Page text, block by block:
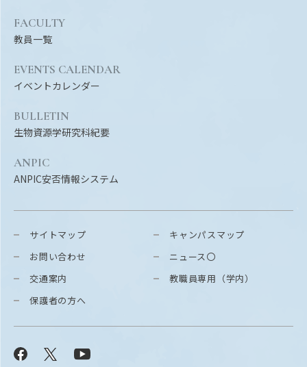
サイトマップ
お問い合わせ
交通案内
保護者の方へ
Facebook
キャンパスマップ
ニュース〇
教職員専用（学内）
FACULTY
教員一覧
EVENTS CALENDAR
イベントカレンダー
BULLETIN
生物資源学研究科紀要
ANPIC
ANPIC安否情報システム